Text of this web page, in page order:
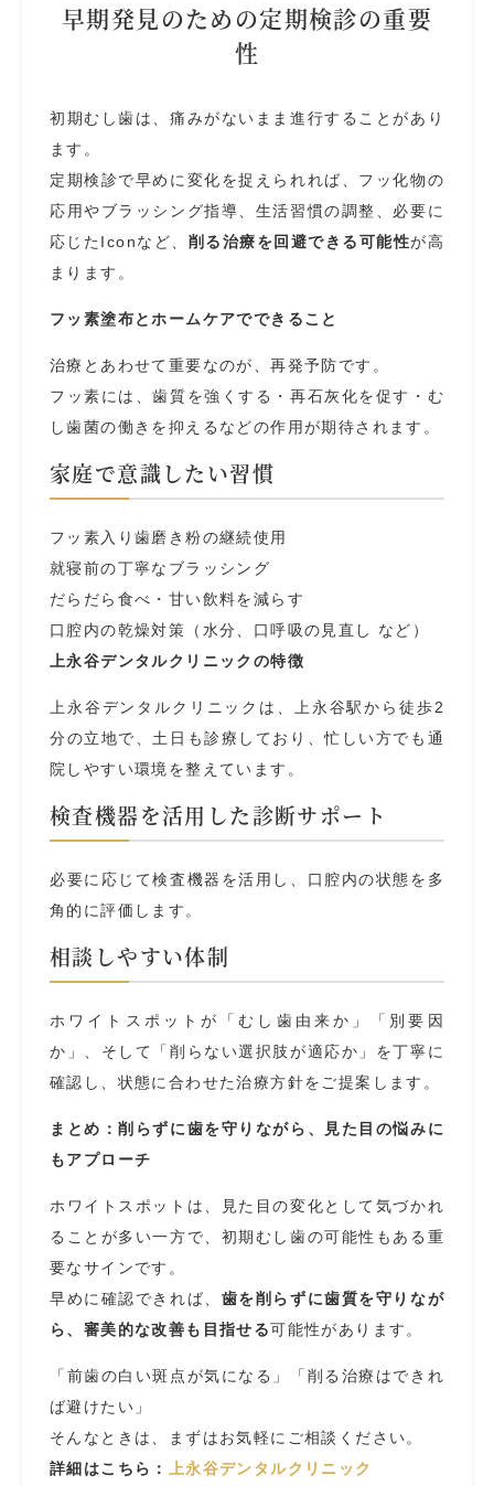
早期発見のための定期検診の重要
性
初期むし歯は、痛みがないまま進行することがあり
ます。
定期検診で早めに変化を捉えられれば、フッ化物の
応用やブラッシング指導、生活習慣の調整、必要に
応じたIconなど、 削る治療を回避できる可能性が高
まります。
フッ素塗布とホームケアでできること
治療とあわせて重要なのが、再発予防です。
フッ素には、歯質を強くする・再石灰化を促す・む
し歯菌の働きを抑えるなどの作用が期待されます。
家庭で意識したい習慣
フッ素入り歯磨き粉の継続使用
就寝前の丁寧なブラッシング
だらだら食べ・甘い飲料を減らす
口腔内の乾燥対策（水分、口呼吸の見直し など）
上永谷デンタルクリニックの特徴
上永谷デンタルクリニックは、上永谷駅から徒歩2
分の立地で、土日も診療しており、忙しい方でも通
院しやすい環境を整えています。
検査機器を活用した診断サポート
必要に応じて検査機器を活用し、口腔内の状態を多
角的に評価します。
相談しやすい体制
ホワイトスポットが「むし歯由来か」「別要因
か」、そして「削らない選択肢が適応か」を丁寧に
確認し、状態に合わせた治療方針をご提案します。
まとめ：削らずに歯を守りながら、見た目の悩みに
もアプローチ
ホワイトスポットは、見た目の変化として気づかれ
ることが多い一方で、初期むし歯の可能性もある重
要なサインです。
早めに確認できれば、 歯を削らずに歯質を守りなが
ら、審美的な改善も目指せる可能性があります。
「前歯の白い斑点が気になる」「削る治療はできれ
ば避けたい」
そんなときは、まずはお気軽にご相談ください。
詳細はこちら： 上永谷デンタルクリニック